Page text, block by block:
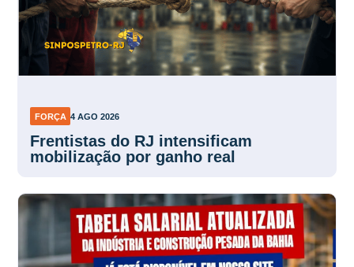
FORÇA 4 AGO 2026
Frentistas do RJ intensificam
mobilização por ganho real